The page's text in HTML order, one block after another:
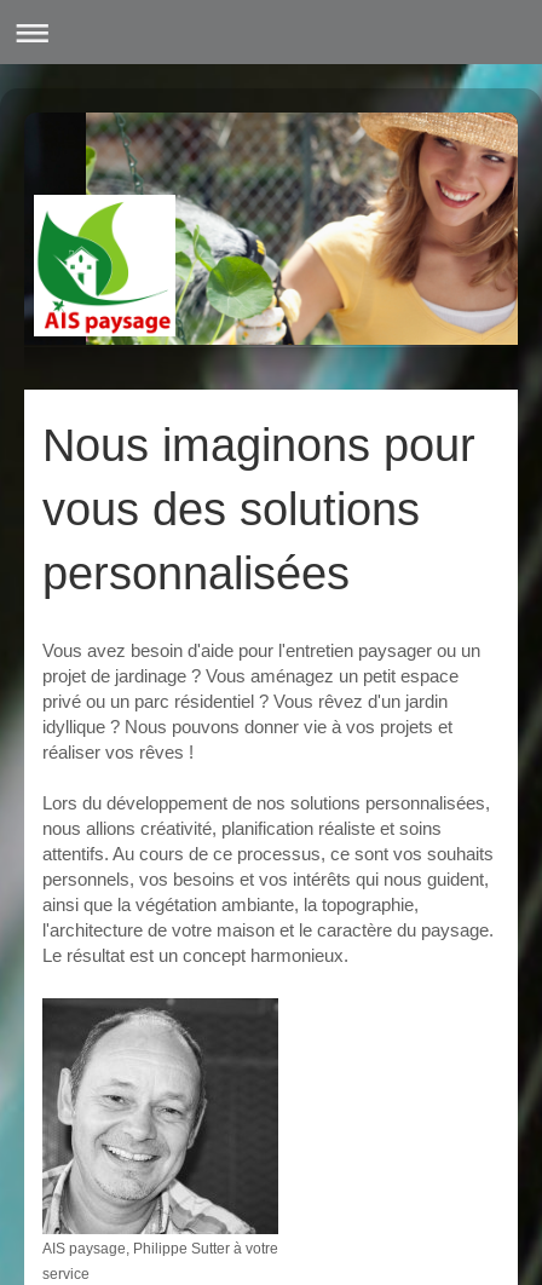
Nous imaginons pour
vous des solutions
personnalisées
Vous avez besoin d'aide pour l'entretien paysager ou un
projet de jardinage ? Vous aménagez un petit espace
privé ou un parc résidentiel ? Vous rêvez d'un jardin
idyllique ? Nous pouvons donner vie à vos projets et
réaliser vos rêves !
Lors du développement de nos solutions personnalisées,
nous allions créativité, planification réaliste et soins
attentifs. Au cours de ce processus, ce sont vos souhaits
personnels, vos besoins et vos intérêts qui nous guident,
ainsi que la végétation ambiante, la topographie,
l'architecture de votre maison et le caractère du paysage.
Le résultat est un concept harmonieux.
AIS paysage, Philippe Sutter à votre
service